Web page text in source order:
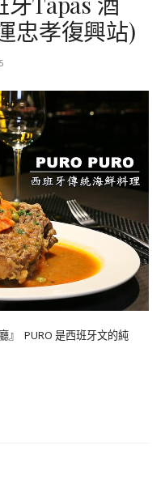
忠孝復興站)
』 PURO 是西班牙文的純